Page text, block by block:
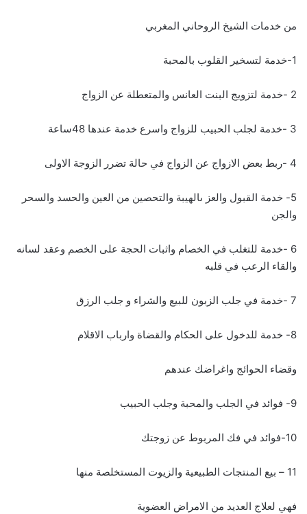
من خدمات الشيخ الروحاني المغربي
1-خدمة لتسخير القلوب بالمحبة
2 -خدمة لتزويج البنت العانس والمتعطلة عن الزواج
3 -خدمة لجلب الحبيب للزواج واسرع خدمة عندها 48ساعة
4 -ربط بعض الازواج عن الزواج في حالة تضرر الزوجة الاولى
5- خدمة القبول والعز ىالهيبة والتحصين من العين والحسد والسحر
والجن
6 -خدمة للتغلب في الخصام واثبات الحجة على الخصم وعقد لسانه
والقاء الرعب في قلبه
7 -خدمة في جلب الزبون للبيع والشراء و جلب الرزق
8- خدمة للدخول على الحكام والقضاة وارباب الاقلام
وقضاء الحوائج واغراضك عندهم
9- فوائد في الجلب والمحبة وجلب الحبيب
10-فوائد في فك المربوط عن زوجتك
11 – بيع المنتجات الطبيعية والزيوت المستخلصة منها
فهي لعلاج العديد من الامراض العضوية